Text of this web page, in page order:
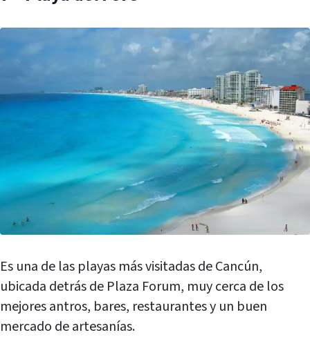
Es una de las playas más visitadas de Cancún,
ubicada detrás de Plaza Forum, muy cerca de los
mejores antros, bares, restaurantes y un buen
mercado de artesanías.